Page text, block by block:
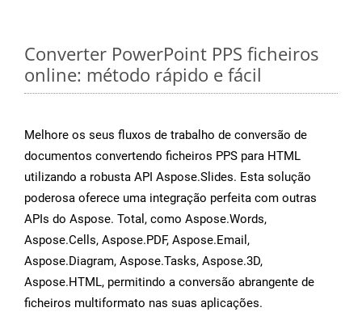
Converter PowerPoint PPS ficheiros
online: método rápido e fácil
Melhore os seus fluxos de trabalho de conversão de
documentos convertendo ficheiros PPS para HTML
utilizando a robusta API Aspose.Slides. Esta solução
poderosa oferece uma integração perfeita com outras
APIs do Aspose. Total, como Aspose.Words,
Aspose.Cells, Aspose.PDF, Aspose.Email,
Aspose.Diagram, Aspose.Tasks, Aspose.3D,
Aspose.HTML, permitindo a conversão abrangente de
ficheiros multiformato nas suas aplicações.